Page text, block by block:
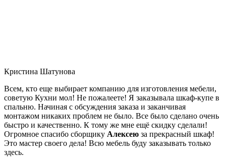
Кристина Шатунова
Всем, кто еще выбирает компанию для изготовления мебели,
советую Кухни мол! Не пожалеете! Я заказывала шкаф-купе в
спальню. Начиная с обсуждения заказа и заканчивая
монтажом никаких проблем не было. Все было сделано очень
быстро и качественно. К тому же мне ещё скидку сделали!
Огромное спасибо сборщику Алексею за прекрасный шкаф!
Это мастер своего дела! Всю мебель буду заказывать только
здесь.